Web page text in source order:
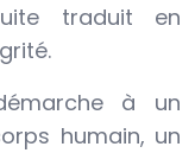
traduit en
à un
humain, un